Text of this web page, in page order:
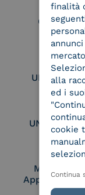
UNI EN ISO
UNI EN ISO
Membro
Approved
finalità
alla
ed i
cookie
Continua